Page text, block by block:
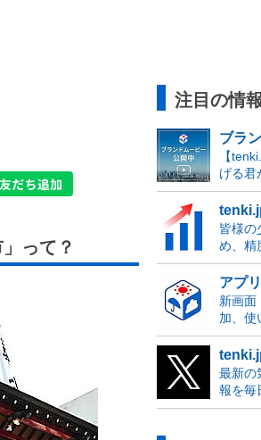
って？
注目の情
ブラ
【
げる君
皆様の
め、精
アプ
新画面
加、使
最新の
報を毎